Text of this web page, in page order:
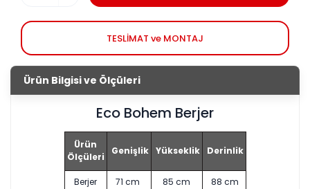
TESLİMAT ve MONTAJ
Ürün Bilgisi ve Ölçüleri
Eco Bohem Berjer
Ürün
Ölçüleri
Genişlik Yükseklik Derinlik
Berjer 71 cm 85 cm 88 cm